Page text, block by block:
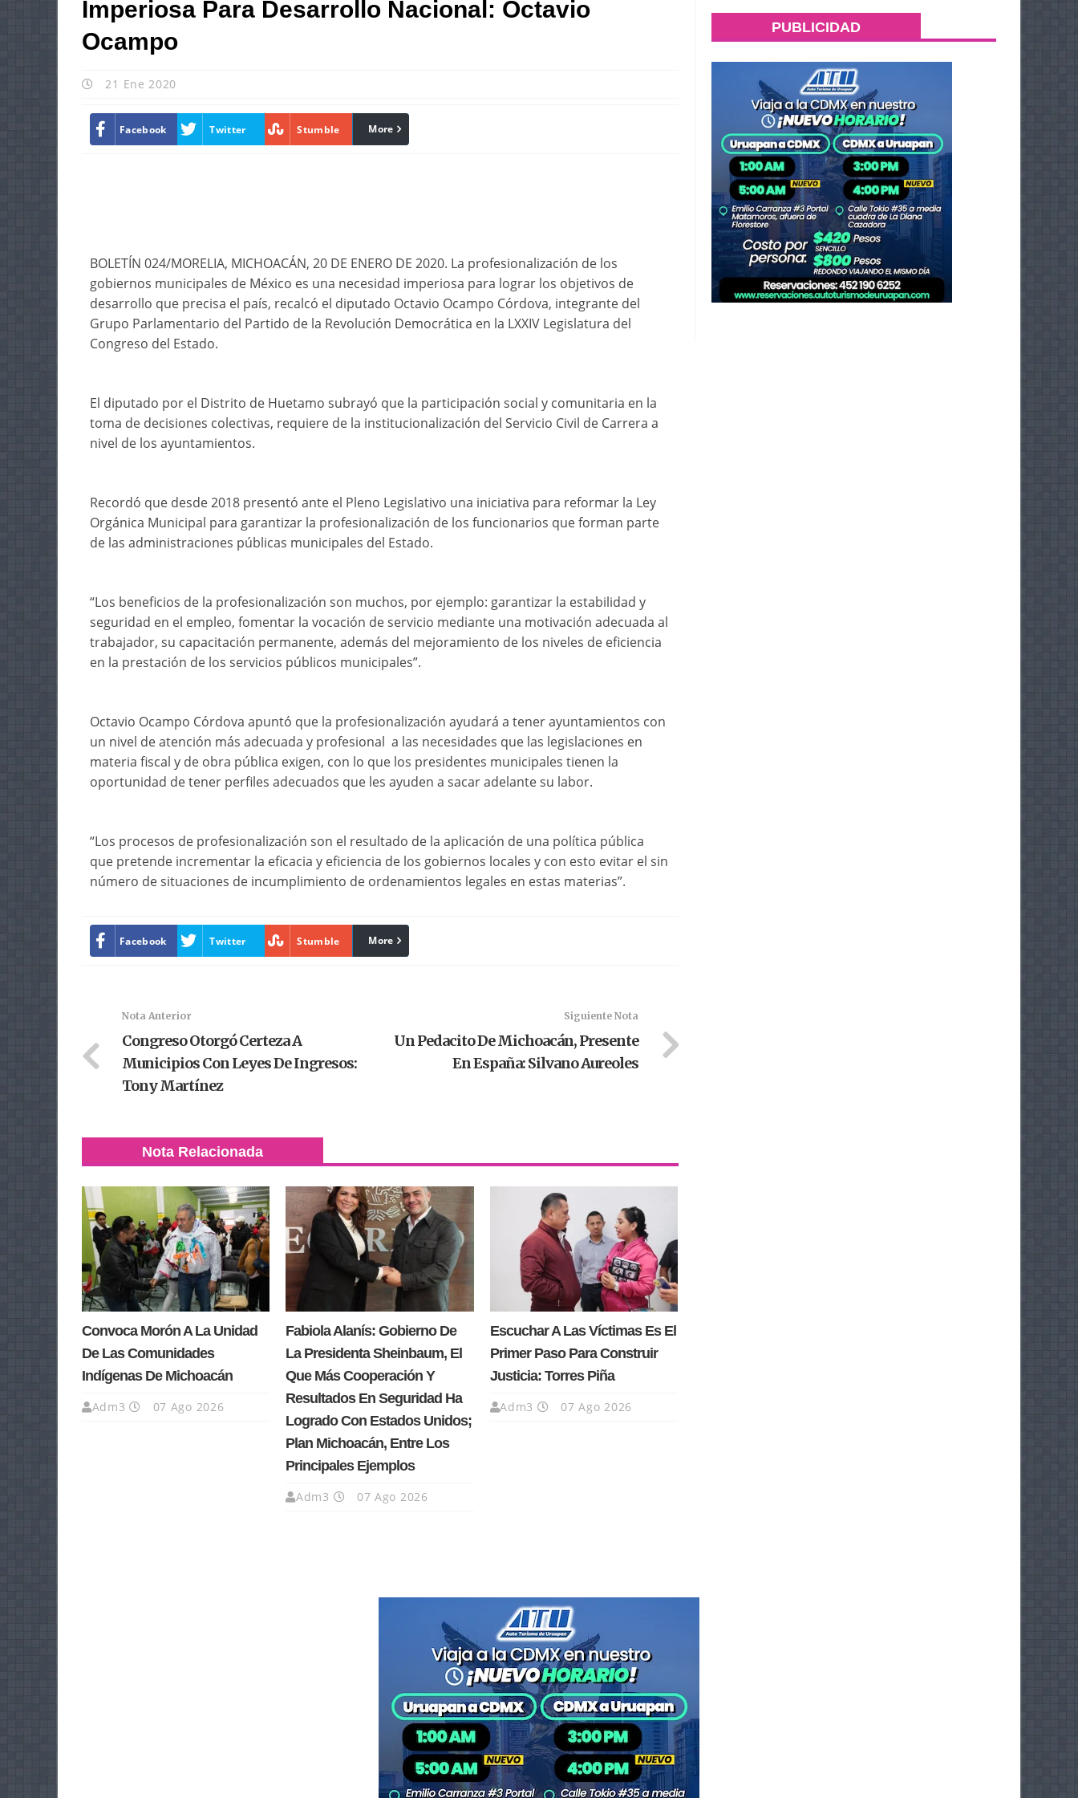
Imperiosa Para Desarrollo Nacional: Octavio
Ocampo
21 Ene 2020
Facebook Twitter Stumble linkedin
More
BOLETÍN 024/MORELIA, MICHOACÁN, 20 DE ENERO DE 2020. La profesionalización de los
gobiernos municipales de México es una necesidad imperiosa para lograr los objetivos de
desarrollo que precisa el país, recalcó el diputado Octavio Ocampo Córdova, integrante del
Grupo Parlamentario del Partido de la Revolución Democrática en la LXXIV Legislatura del
Congreso del Estado.
El diputado por el Distrito de Huetamo subrayó que la participación social y comunitaria en la
toma de decisiones colectivas, requiere de la institucionalización del Servicio Civil de Carrera a
nivel de los ayuntamientos.
Recordó que desde 2018 presentó ante el Pleno Legislativo una iniciativa para reformar la Ley
Orgánica Municipal para garantizar la profesionalización de los funcionarios que forman parte
de las administraciones públicas municipales del Estado.
“Los beneficios de la profesionalización son muchos, por ejemplo: garantizar la estabilidad y
seguridad en el empleo, fomentar la vocación de servicio mediante una motivación adecuada al
trabajador, su capacitación permanente, además del mejoramiento de los niveles de eficiencia
en la prestación de los servicios públicos municipales”.
Octavio Ocampo Córdova apuntó que la profesionalización ayudará a tener ayuntamientos con
un nivel de atención más adecuada y profesional a las necesidades que las legislaciones en
materia fiscal y de obra pública exigen, con lo que los presidentes municipales tienen la
oportunidad de tener perfiles adecuados que les ayuden a sacar adelante su labor.
“Los procesos de profesionalización son el resultado de la aplicación de una política pública
que pretende incrementar la eficacia y eficiencia de los gobiernos locales y con esto evitar el sin
número de situaciones de incumplimiento de ordenamientos legales en estas materias”.
Facebook Twitter Stumble linkedin
More
Nota Anterior
Congreso Otorgó Certeza A
Municipios Con Leyes De Ingresos:
Tony Martínez
Siguiente Nota
Un Pedacito De Michoacán, Presente
En España: Silvano Aureoles
Nota Relacionada
Convoca Morón A La Unidad
De Las Comunidades
Indígenas De Michoacán
Adm3 07 Ago 2026
Fabiola Alanís: Gobierno De
La Presidenta Sheinbaum, El
Que Más Cooperación Y
Resultados En Seguridad Ha
Logrado Con Estados Unidos;
Plan Michoacán, Entre Los
Principales Ejemplos
Adm3 07 Ago 2026
Escuchar A Las Víctimas Es El
Primer Paso Para Construir
Justicia: Torres Piña
Adm3 07 Ago 2026
PUBLICIDAD